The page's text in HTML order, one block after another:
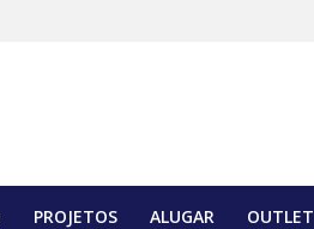
PROJETOS ALUGAR OUTLET